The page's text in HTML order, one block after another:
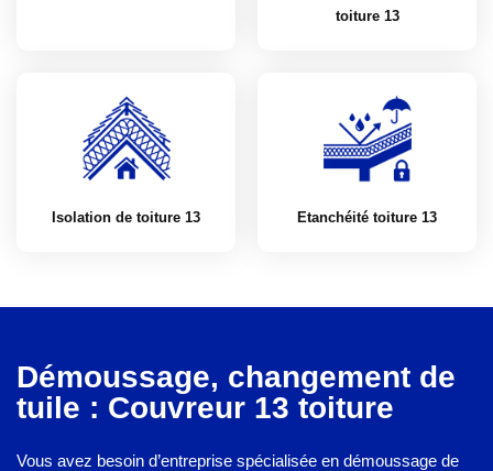
toiture 13
Isolation de toiture 13 Etanchéité toiture 13
Démoussage, changement de
tuile : Couvreur 13 toiture
Vous avez besoin d’entreprise spécialisée en démoussage de